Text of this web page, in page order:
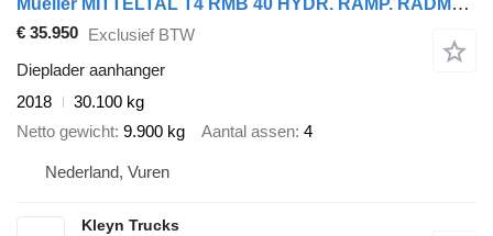
€ 35.950 Exclusief BTW
Dieplader aanhanger
2018
30.100 kg
Netto gewicht 9.900 kg Aantal assen 4
Nederland, Vuren
Kleyn Trucks